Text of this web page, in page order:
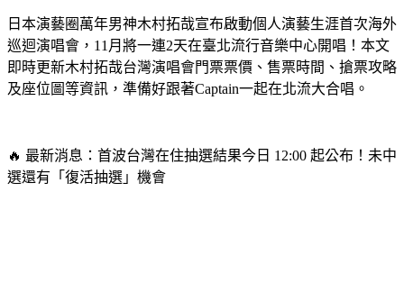
日本演藝圈萬年男神木村拓哉宣布啟動個人演藝生涯首次海外
巡迴演唱會，11月將一連2天在臺北流行音樂中心開唱！本文
即時更新木村拓哉台灣演唱會門票票價、售票時間、搶票攻略
及座位圖等資訊，準備好跟著Captain一起在北流大合唱。
🔥 最新消息：首波台灣在住抽選結果今日 12:00 起公布！未中
選還有「復活抽選」機會